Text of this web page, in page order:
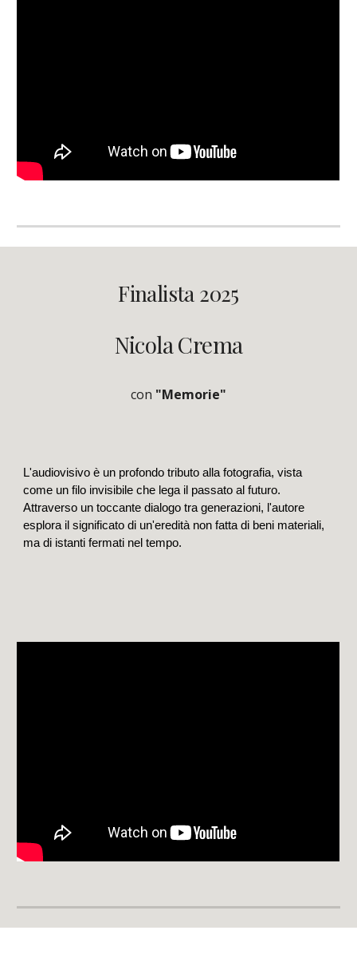
Finalista 2025
Nicola Crema
con "Memorie"
L'audiovisivo è un profondo tributo alla fotografia, vista
come un filo invisibile che lega il passato al futuro.
Attraverso un toccante dialogo tra generazioni, l'autore
esplora il significato di un'eredità non fatta di beni materiali,
ma di istanti fermati nel tempo.